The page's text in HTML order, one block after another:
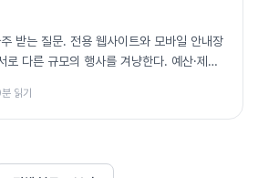
받는 질문. 전용 웹사이트와 모바일 안내장
로 다른 규모의 행사를 겨냥한다. 예산·제작
분 읽기